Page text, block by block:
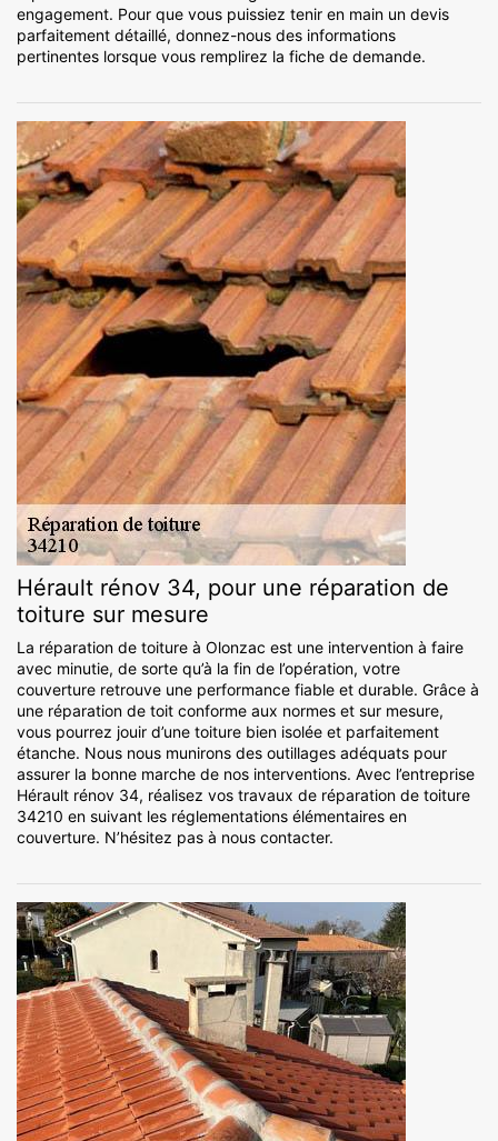
engagement. Pour que vous puissiez tenir en main un devis
parfaitement détaillé, donnez-nous des informations
pertinentes lorsque vous remplirez la fiche de demande.
Hérault rénov 34, pour une réparation de
toiture sur mesure
La réparation de toiture à Olonzac est une intervention à faire
avec minutie, de sorte qu’à la fin de l’opération, votre
couverture retrouve une performance fiable et durable. Grâce à
une réparation de toit conforme aux normes et sur mesure,
vous pourrez jouir d’une toiture bien isolée et parfaitement
étanche. Nous nous munirons des outillages adéquats pour
assurer la bonne marche de nos interventions. Avec l’entreprise
Hérault rénov 34, réalisez vos travaux de réparation de toiture
34210 en suivant les réglementations élémentaires en
couverture. N’hésitez pas à nous contacter.